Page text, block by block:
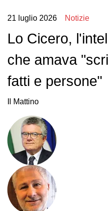
21 luglio 2026 Notizie
Lo Cicero,
che amava
fatti e persone"
Il Mattino